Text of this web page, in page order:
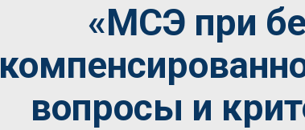
«МСЭ при
вопросы и